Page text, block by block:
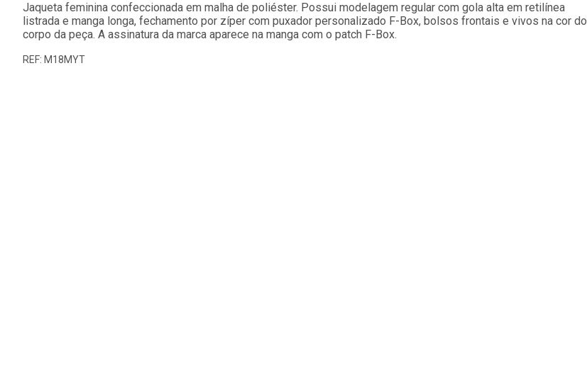
Jaqueta feminina confeccionada em malha de poliéster. Possui modelagem regular com gola alta em retilínea
listrada e manga longa, fechamento por zíper com puxador personalizado F-Box, bolsos frontais e vivos na cor do
corpo da peça. A assinatura da marca aparece na manga com o patch F-Box.
REF: M18MYT